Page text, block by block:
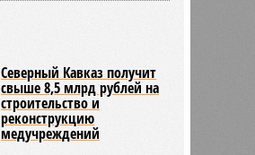
Северный Кавказ получит
свыше 8,5 млрд рублей на
строительство и
реконструкцию
медучреждений